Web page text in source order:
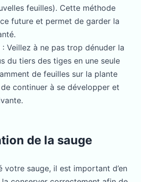
feuilles). Cette méthode
future et permet de garder la
: Veillez à ne pas trop dénuder la
du tiers des tiges en une seule
de feuilles sur la plante
continuer à se développer et
de la sauge
votre sauge, il est important d’en